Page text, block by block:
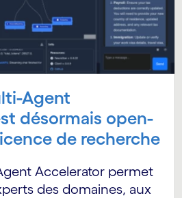
Agent
désormais open-
de recherche
Accelerator permet
des domaines, aux